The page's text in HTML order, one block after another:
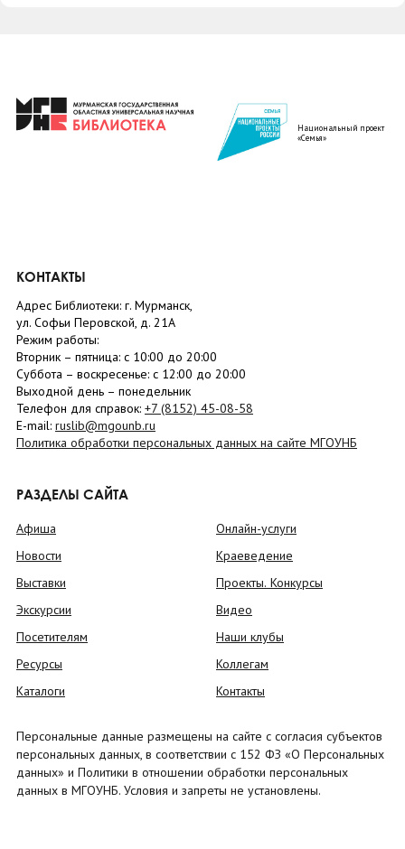
Национальный проект
«Семья»
КОНТАКТЫ
Адрес Библиотеки: г. Мурманск,
ул. Софьи Перовской, д. 21А
Режим работы:
Вторник – пятница: с 10:00 до 20:00
Суббота – воскресенье: c 12:00 до 20:00
Выходной день – понедельник
Телефон для справок: +7 (8152) 45-08-58
E-mail: ruslib@mgounb.ru
Политика обработки персональных данных на сайте МГОУНБ
РАЗДЕЛЫ САЙТА
Афиша
Новости
Выставки
Экскурсии
Посетителям
Ресурсы
Каталоги
Онлайн-услуги
Краеведение
Проекты. Конкурсы
Видео
Наши клубы
Коллегам
Контакты
Персональные данные размещены на сайте с согласия субъектов
персональных данных, в соответствии с 152 ФЗ «О Персональных
данных» и Политики в отношении обработки персональных
данных в МГОУНБ. Условия и запреты не установлены.